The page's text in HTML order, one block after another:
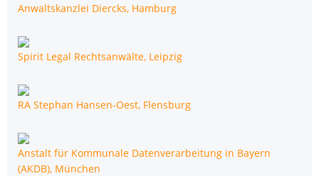
Anwalts­kanz­lei Diercks, Hamburg
Spi­rit Legal Rechts­an­wäl­te, Leipzig
RA Ste­phan Han­sen-Oest, Flensburg
Anstalt für Kom­mu­na­le Daten­ver­ar­bei­tung in Bay­ern
(AKDB), München